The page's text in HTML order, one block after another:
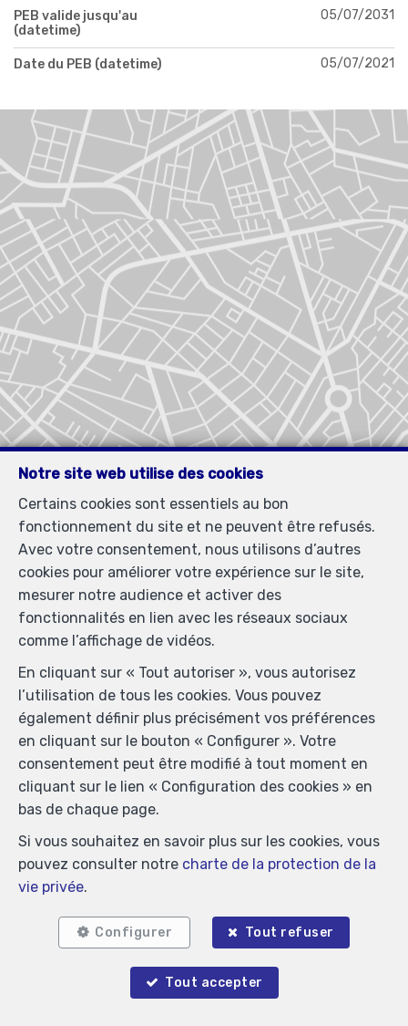
PEB valide jusqu'au
(datetime)
05/07/2031
Date du PEB (datetime) 05/07/2021
Localiser sur la carte
Notre site web utilise des cookies
Certains cookies sont essentiels au bon
fonctionnement du site et ne peuvent être refusés.
Avec votre consentement, nous utilisons d’autres
cookies pour améliorer votre expérience sur le site,
mesurer notre audience et activer des
fonctionnalités en lien avec les réseaux sociaux
comme l’affichage de vidéos.
En cliquant sur « Tout autoriser », vous autorisez
l’utilisation de tous les cookies. Vous pouvez
également définir plus précisément vos préférences
en cliquant sur le bouton « Configurer ». Votre
consentement peut être modifié à tout moment en
cliquant sur le lien « Configuration des cookies » en
bas de chaque page.
Si vous souhaitez en savoir plus sur les cookies, vous
pouvez consulter notre charte de la protection de la
vie privée.
Configurer Tout refuser
Tout accepter